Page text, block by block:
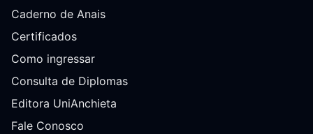
Caderno de Anais
Certificados
Como ingressar
Consulta de Diplomas
Editora UniAnchieta
Fale Conosco